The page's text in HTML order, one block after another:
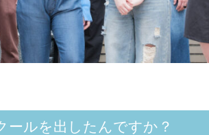
ールを出したんですか？